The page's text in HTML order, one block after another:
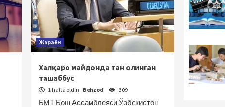
Жараён
Халқаро майдонда тан олинган
ташаббус
1 hafta oldin Behzod 309
БМТ Бош Ассамблеяси Ўзбекистон